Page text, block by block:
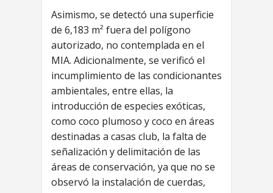
Asimismo, se detectó una superficie
de 6,183 m² fuera del polígono
autorizado, no contemplada en el
MIA. Adicionalmente, se verificó el
incumplimiento de las condicionantes
ambientales, entre ellas, la
introducción de especies exóticas,
como coco plumoso y coco en áreas
destinadas a casas club, la falta de
señalización y delimitación de las
áreas de conservación, ya que no se
observó la instalación de cuerdas,